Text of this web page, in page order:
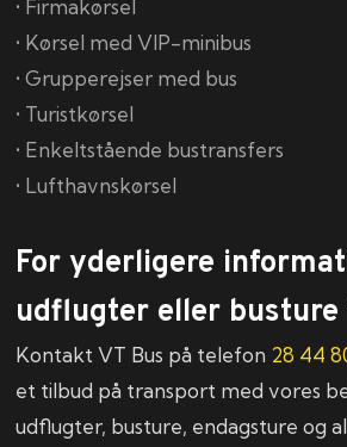
• Firmakørsel
• Kørsel med VIP-minibus
• Grupperejser med bus
• Turistkørsel
• Enkeltstående bustransfers
• Lufthavnskørsel
For yderligere
udflugter eller
Kontakt VT Bus på telefon 28 44
et tilbud på transport med vores
udflugter, busture, endagsture og